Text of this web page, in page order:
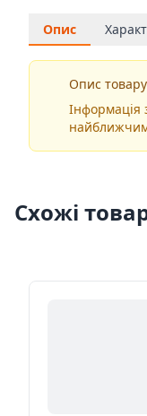
Опис
Опис товару
Інформація
Схожі